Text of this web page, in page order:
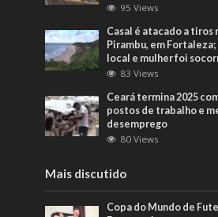
95 Views
Casal é atacado a tiros
Pirambu, em
local e mulher foi
83 Views
Ceará termina 2025
postos de trabalho e
desemprego
80 Views
Mais discutido
Copa do Mundo de